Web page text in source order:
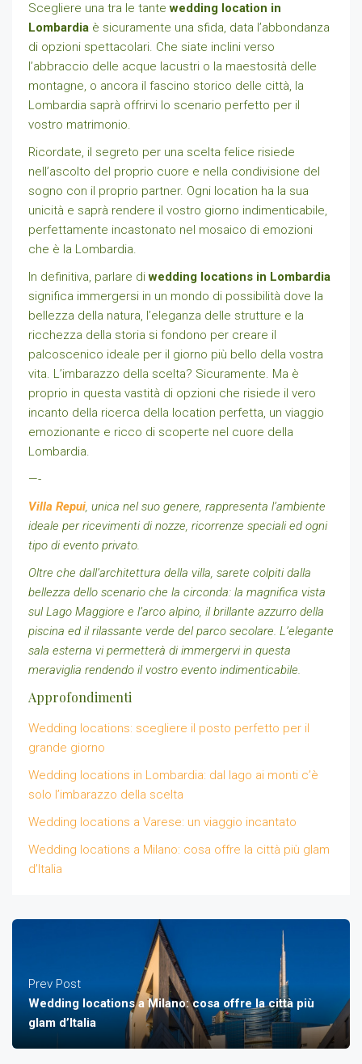
Scegliere una tra le tantewedding location in
Lombardia è sicuramente una sfida, data l’abbondanza
di opzioni spettacolari. Che siate inclini verso
l’abbraccio delle acque lacustri o la maestosità delle
montagne, o ancora il fascino storico delle città, la
Lombardia saprà offrirvi lo scenario perfetto per il
vostro matrimonio.
Ricordate, il segreto per una scelta felice risiede
nell’ascolto del proprio cuore e nella condivisione del
sogno con il proprio partner. Ogni location ha la sua
unicità e saprà rendere il vostro giorno indimenticabile,
perfettamente incastonato nel mosaico di emozioni
che è la Lombardia.
In definitiva, parlare diwedding locations in Lombardia
significa immergersi in un mondo di possibilità dove la
bellezza della natura, l’eleganza delle strutture e la
ricchezza della storia si fondono per creare il
palcoscenico ideale per il giorno più bello della vostra
vita. L’imbarazzo della scelta? Sicuramente. Ma è
proprio in questa vastità di opzioni che risiede il vero
incanto della ricerca della location perfetta, un viaggio
emozionante e ricco di scoperte nel cuore della
Lombardia.
—-
Villa Repui, unica nel suo genere, rappresenta l’ambiente
ideale per ricevimenti di nozze, ricorrenze speciali ed ogni
tipo di evento privato.
Oltre che dall’architettura della villa, sarete colpiti dalla
bellezza dello scenario che la circonda: la magnifica vista
sul Lago Maggiore e l’arco alpino, il brillante azzurro della
piscina ed il rilassante verde del parco secolare. L’elegante
sala esterna vi permetterà di immergervi in questa
meraviglia rendendo il vostro evento indimenticabile.
Approfondimenti
Wedding locations: scegliere il posto perfetto per il
grande giorno
Wedding locations in Lombardia: dal lago ai monti c’è
solo l’imbarazzo della scelta
Wedding locations a Varese: un viaggio incantato
Wedding locations a Milano: cosa offre la città più glam
d’Italia
Prev Post
Wedding locations a Milano: cosa offre la città più
glam d’Italia